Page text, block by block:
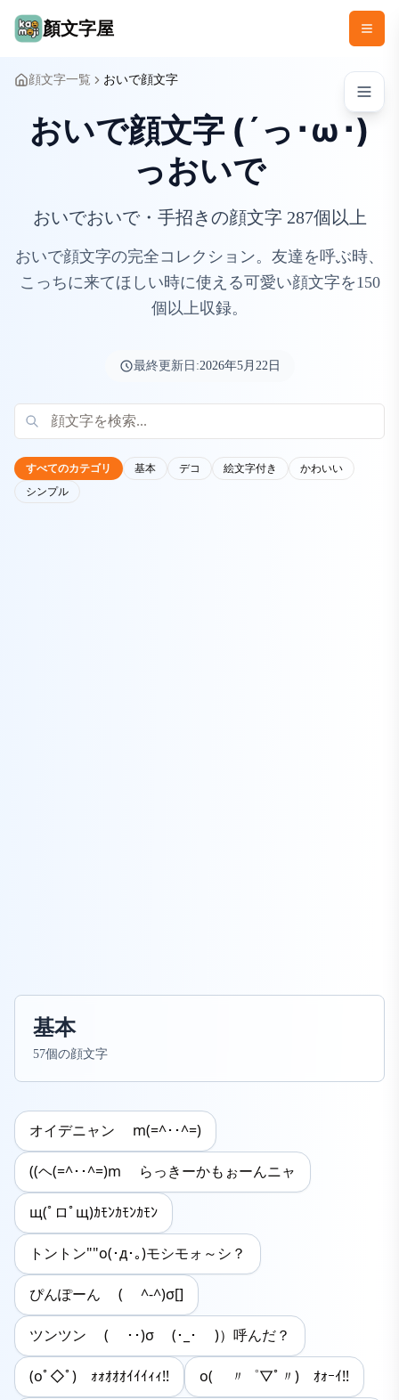
顏文字屋
顔文字一覧 おいで顔文字
おいで顔文字 (´っ･ω･)
っおいで
おいでおいで・手招きの顔文字 287個以上
おいで顔文字の完全コレクション。友達を呼ぶ時、
こっちに来てほしい時に使える可愛い顔文字を150
個以上収録。
最終更新日:2026年5月22日
すべてのカテゴリ 基本 デコ 絵文字付き
かわいい
シンプル
基本
57個の顔文字
オイデニャン m(=^･･^=)
((ヘ(=^･･^=)m らっきーかもぉーんニャ
щ(ﾟロﾟщ)ｶﾓﾝｶﾓﾝｶﾓﾝ
トントン""o(･д･｡)モシモォ～シ？
ぴんぽーん ( ^-^)σ[]
ツンツン ( ･･)σ (･_･ )）呼んだ？
(oﾟ◇ﾟ)ゝｫｫｵｵｵｲｲｲｨｨ!! o( 〃゜▽ﾟ〃)ゝｵｫｰｲ!!